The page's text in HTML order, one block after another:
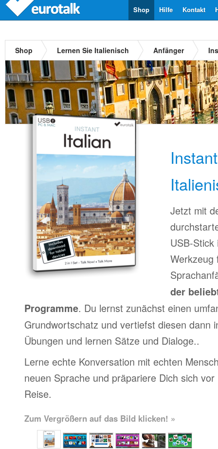
Kontakt
Hilfe
Shop
Shop Lernen Sie Italienisch Anfänger
Jetzt mit
USB-
Werkzeug
der
Programme. Du lernst zunächst einen
Grundwortschatz und vertiefst diesen dann
Übungen und lernen Sätze und Dialoge..
Lerne echte Konversation mit echten
neuen Sprache und präpariere Dich sich
Reise.
Zum Vergrößern auf das Bild klicken! »